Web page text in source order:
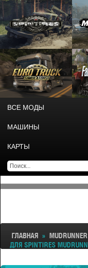
ВСЕ МОДЫ
МАШИНЫ
КАРТЫ
ГЛАВНАЯ » MUDRUNNER
ДЛЯ SPINTIRES